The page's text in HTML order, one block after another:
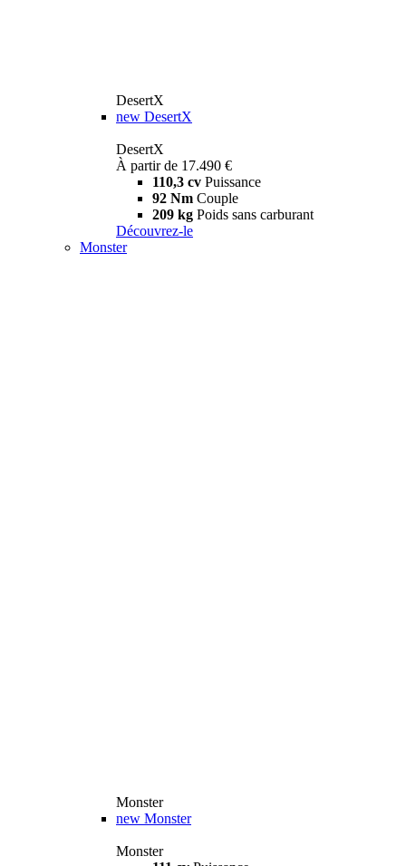
DesertX
new DesertX
DesertX
À partir de 17.490 €
110,3 cv Puissance
92 Nm Couple
209 kg Poids sans carburant
Découvrez-le
Monster
Monster
new Monster
Monster